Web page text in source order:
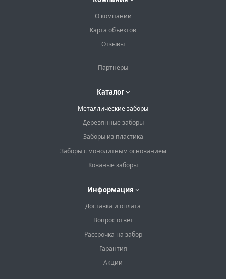
О компании
Карта объектов
Отзывы
Партнеры
Каталог
Металлические заборы
Деревянные заборы
Заборы из пластика
Заборы с монолитным основанием
Кованые заборы
Информация
Доставка и оплата
Вопрос ответ
Рассрочка на забор
Гарантия
Акции